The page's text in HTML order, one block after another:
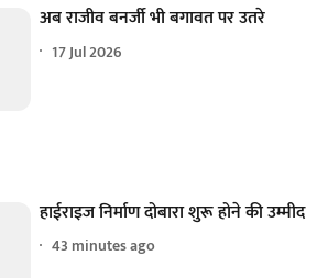
अब राजीव बनर्जी भी बगावत पर उतरे
17 Jul 2026
हाईराइज निर्माण दोबारा शुरू होने की उम्मीद
43 minutes ago